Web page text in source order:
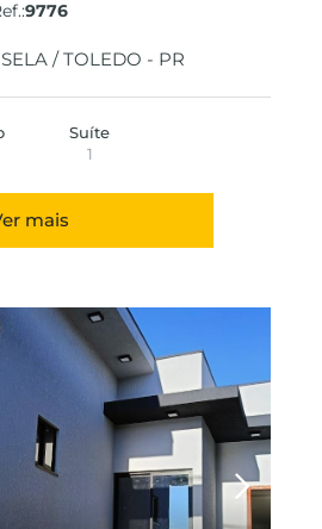
9776
/ TOLEDO - PR
Suíte
1
mais